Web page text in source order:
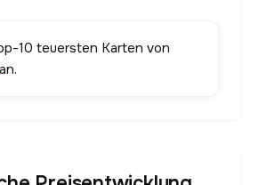
10 teuersten Karten von
an.